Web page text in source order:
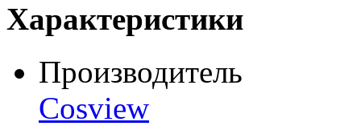
Характеристики
Производитель
Cosview